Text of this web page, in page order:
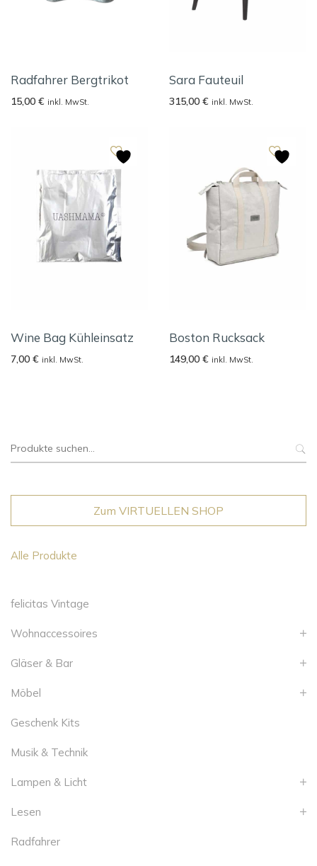
Radfahrer Bergtrikot
15,00 € inkl. MwSt.
Sara Fauteuil
315,00 € inkl. MwSt.
Wine Bag Kühleinsatz
7,00 € inkl. MwSt.
Boston Rucksack
149,00 € inkl. MwSt.
Suche
Zum VIRTUELLEN SHOP
Alle Produkte
felicitas Vintage
Wohnaccessoires
Gläser & Bar
Möbel
Geschenk Kits
Musik & Technik
Lampen & Licht
Lesen
Radfahrer